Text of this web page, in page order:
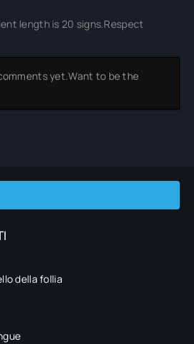
della follia
length is 20 signs.Respect
yet.Want to be the